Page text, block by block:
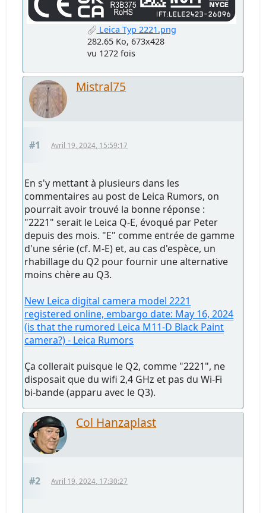
Leica Typ 2221.png
282.65 Ko, 673x428
vu 1272 fois
Mistral75
#1 Avril 19, 2024, 15:59:17
En s'y mettant à plusieurs dans les
commentaires au post de Leica Rumors, on
pourrait avoir trouvé la bonne réponse :
"2221" serait le Leica Q-E, évoqué par Peter
depuis des mois. "E" comme entrée de gamme
d'une série (cf. M-E) et, au cas d'espèce, un
rhabillage du Q2 pour fournir une alternative
moins chère au Q3.
New Leica digital camera model 2221
registered online, embargo date: May 16, 2024
(is that the rumored Leica M11-D Black Paint
camera?) - Leica Rumors
Ça collerait puisque le Q2, comme "2221", ne
disposait que du wifi 2,4 GHz et pas du Wi-Fi
bi-bande (apparu avec le Q3).
Col Hanzaplast
#2 Avril 19, 2024, 17:30:27